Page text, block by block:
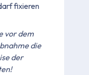
fixieren
vor dem
die
der